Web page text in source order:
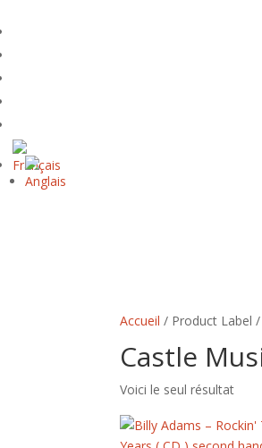
Accueil / Product Label
Castle
Voici le seul résultat